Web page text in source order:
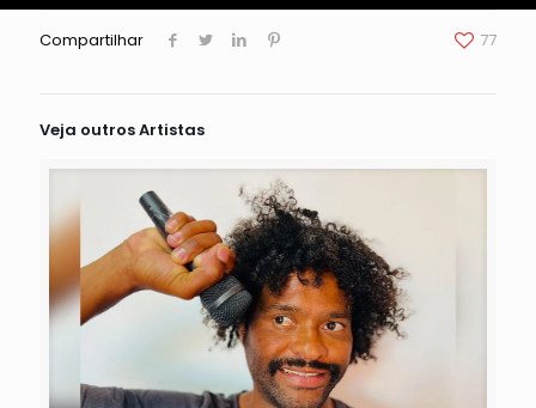
Compartilhar 77
Veja outros Artistas